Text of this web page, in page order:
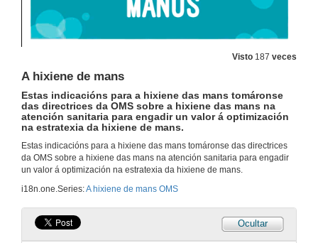
Visto 187 veces
A hixiene de mans
Estas indicacións para a hixiene das mans tomáronse
das directrices da OMS sobre a hixiene das mans na
atención sanitaria para engadir un valor á optimización
na estratexia da hixiene de mans.
Estas indicacións para a hixiene das mans tomáronse das directrices
da OMS sobre a hixiene das mans na atención sanitaria para engadir
un valor á optimización na estratexia da hixiene de mans.
i18n.one.Series:A hixiene de mans OMS
Ocultar